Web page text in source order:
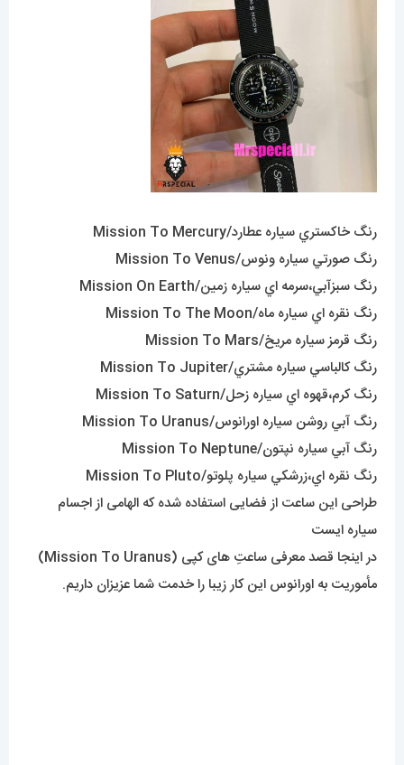
رنگ خاکستري سياره عطارد/Mission To Mercury
رنگ صورتي سياره ونوس/Mission To Venus
رنگ سبزآبي،سرمه اي سياره زمين/Mission On Earth
رنگ نقره اي سياره ماه/Mission To The Moon
رنگ قرمز سياره مريخ/Mission To Mars
رنگ کالباسي سياره مشتري/Mission To Jupiter
رنگ کرم،قهوه اي سياره زحل/Mission To Saturn
رنگ آبي روشن سياره اورانوس/Mission To Uranus
رنگ آبي سياره نپتون/Mission To Neptune
رنگ نقره اي،زرشکي سياره پلوتو/Mission To Pluto
طراحی این ساعت از فضایی استفاده شده که الهامی از اجسام
سیاره ایست
در اینجا قصد معرفی ساعتِ های کپی (Mission To Uranus)
مأموریت به اورانوس این کار زیبا را خدمت شما عزیزان داریم.